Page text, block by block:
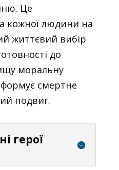
Це
кожної людини на
життєвий вибір
до
моральну
смертне
подвиг.
герої